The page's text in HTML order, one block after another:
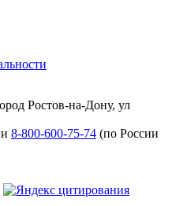
Ростов-на-Дону, ул
8-800-600-75-74 (по России